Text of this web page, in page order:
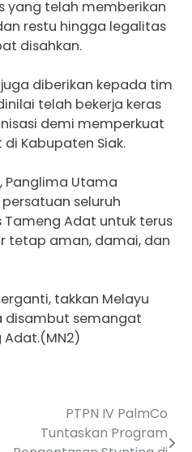
yang telah memberikan
restu hingga legalitas
disahkan.
diberikan kepada tim
telah bekerja keras
demi memperkuat
Kabupaten Siak.
Panglima Utama
seluruh
Adat untuk terus
tetap aman, damai, dan
takkan Melayu
disambut semangat
PTPN IV PalmCo
Tuntaskan Program